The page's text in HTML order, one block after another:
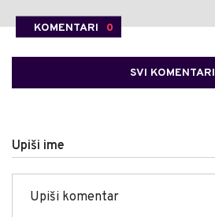
KOMENTARI 0
SVI KOMENTARI
Upiši ime